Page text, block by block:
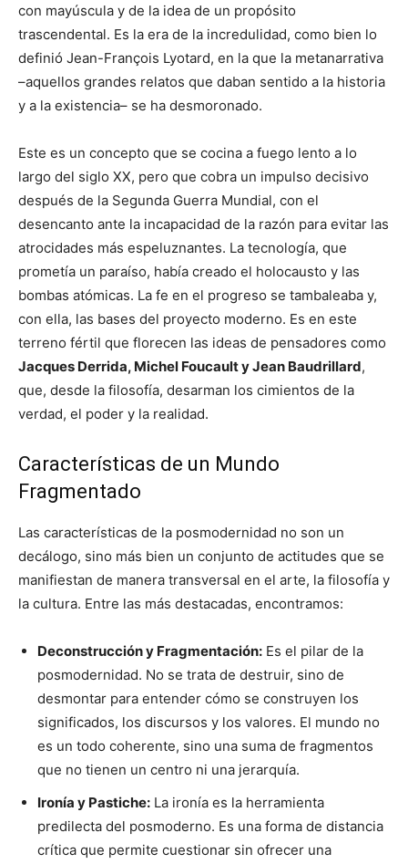
con mayúscula y de la idea de un propósito
trascendental. Es la era de la incredulidad, como bien lo
definió Jean-François Lyotard, en la que la metanarrativa
–aquellos grandes relatos que daban sentido a la historia
y a la existencia– se ha desmoronado.
Este es un concepto que se cocina a fuego lento a lo
largo del siglo XX, pero que cobra un impulso decisivo
después de la Segunda Guerra Mundial, con el
desencanto ante la incapacidad de la razón para evitar las
atrocidades más espeluznantes. La tecnología, que
prometía un paraíso, había creado el holocausto y las
bombas atómicas. La fe en el progreso se tambaleaba y,
con ella, las bases del proyecto moderno. Es en este
terreno fértil que florecen las ideas de pensadores como
Jacques Derrida, Michel Foucault y Jean Baudrillard,
que, desde la filosofía, desarman los cimientos de la
verdad, el poder y la realidad.
Características de un Mundo
Fragmentado
Las características de la posmodernidad no son un
decálogo, sino más bien un conjunto de actitudes que se
manifiestan de manera transversal en el arte, la filosofía y
la cultura. Entre las más destacadas, encontramos:
Deconstrucción y Fragmentación: Es el pilar de la
posmodernidad. No se trata de destruir, sino de
desmontar para entender cómo se construyen los
significados, los discursos y los valores. El mundo no
es un todo coherente, sino una suma de fragmentos
que no tienen un centro ni una jerarquía.
Ironía y Pastiche: La ironía es la herramienta
predilecta del posmoderno. Es una forma de distancia
crítica que permite cuestionar sin ofrecer una